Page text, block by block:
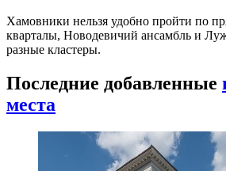
Хамовники нельзя удобно пройти по
кварталы, Новодевичий ансамбль и
разные кластеры.
Последние добавленные
места